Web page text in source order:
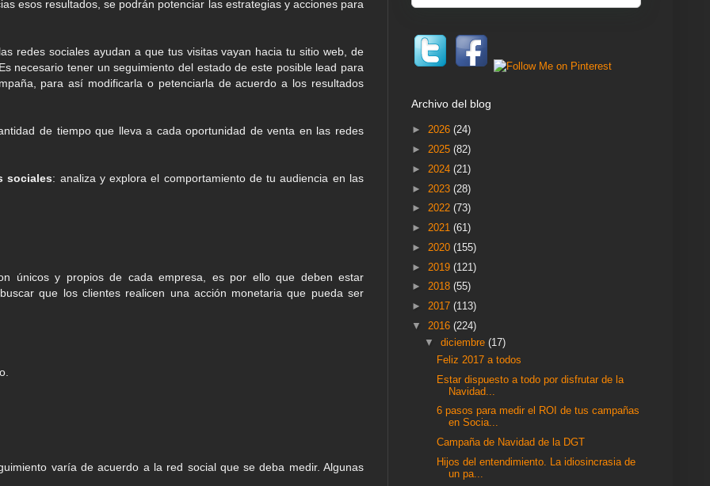
esos resultados, se podrán potenciar las estrategias y acciones para
redes sociales ayudan a que tus visitas vayan hacia tu sitio web, de
necesario tener un seguimiento del estado de este posible lead para
para así modificarla o petenciarla de acuerdo a los resultados
de tiempo que lleva a cada oportunidad de venta en las redes
sociales: analiza y explora el comportamiento de tu audiencia en las
únicos y propios de cada empresa, es por ello que deben estar
que los clientes realicen una acción monetaria que pueda ser
varía de acuerdo a la red social que se deba medir. Algunas
Archivo del blog
► 2026 (24)
► 2025 (82)
► 2024 (21)
► 2023 (28)
► 2022 (73)
► 2021 (61)
► 2020 (155)
► 2019 (121)
► 2018 (55)
► 2017 (113)
▼ 2016 (224)
▼ diciembre (17)
Feliz 2017 a todos
Estar dispuesto a todo por disfrutar de la
Navidad...
6 pasos para medir el ROI de tus campañas
en Socia...
Campaña de Navidad de la DGT
Hijos del entendimiento. La idiosincrasia de
un pa...